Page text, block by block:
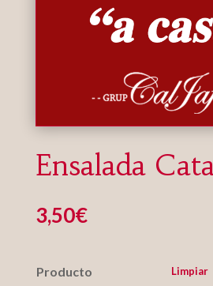
Ensalada
3,50€
Producto Limpiar